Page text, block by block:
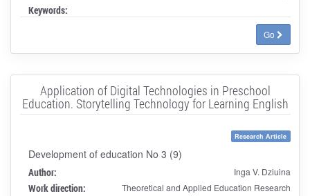
Keywords:
Go
Application of Digital Technologies in Preschool
Education. Storytelling Technology for Learning English
Research Article
Development of education No 3 (9)
Author: Inga V. Dziuina
Work direction: Theoretical and Applied Education Research